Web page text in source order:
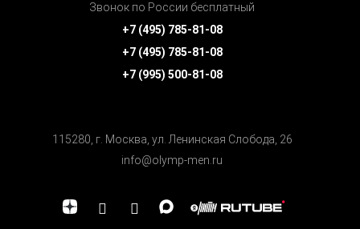
Звонок по России бесплатный
+7 (495) 785-81-08
+7 (495) 785-81-08
+7 (995) 500-81-08
115280, г. Москва, ул. Ленинская Cлобода, 26
info@olymp-men.ru